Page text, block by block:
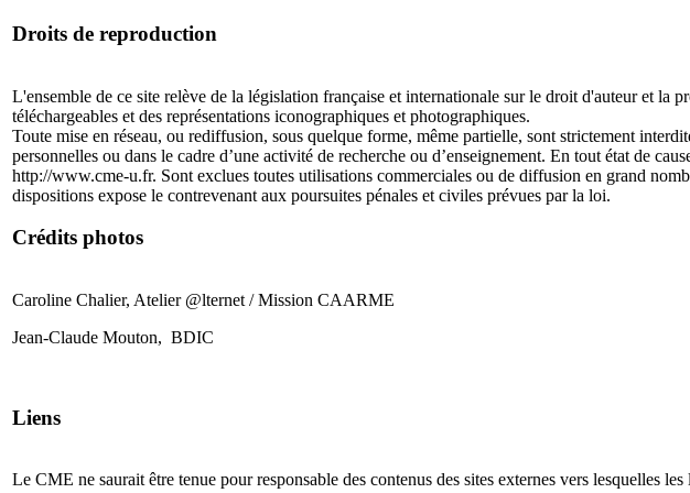
Droits de reproduction
L'ensemble de ce site relève de la législation française et internationale sur le droit d'auteur et la
téléchargeables et des représentations iconographiques et photographiques.
Toute mise en réseau, ou rediffusion, sous quelque forme, même partielle, sont strictement
personnelles ou dans le cadre d’une activité de recherche ou d’enseignement. En tout état de
http://www.cme-u.fr. Sont exclues toutes utilisations commerciales ou de diffusion en grand
dispositions expose le contrevenant aux poursuites pénales et civiles prévues par la loi.
Crédits photos
Caroline Chalier, Atelier @lternet / Mission CAARME
Jean-Claude Mouton, BDIC
Liens
Le CME ne saurait être tenue pour responsable des contenus des sites externes vers lesquelles